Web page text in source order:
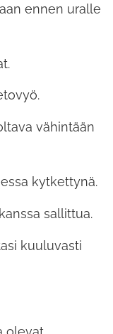
ennen uralle
vähintään
kytkettynä.
sallittua.
kuuluvasti